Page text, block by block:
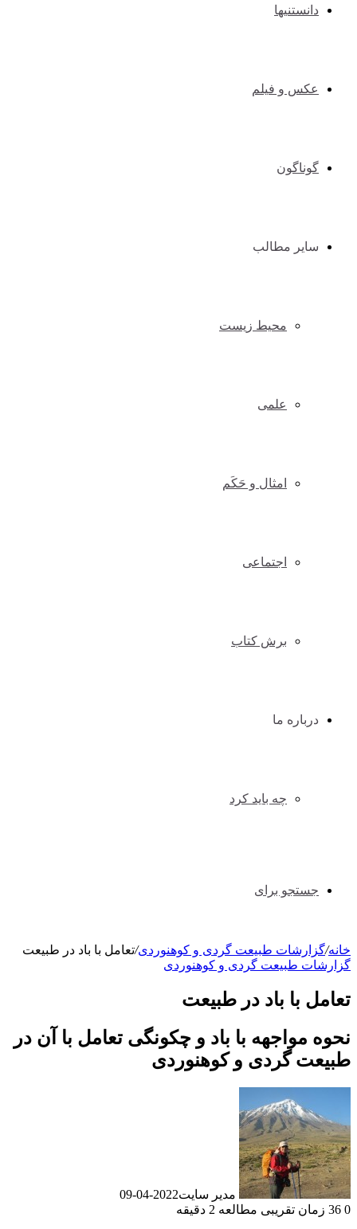
دانستنیها
عکس و فیلم
گوناگون
سایر مطالب
محیط زیست
علمی
امثال و حَکَم
اجتماعی
برش کتاب
درباره ما
چه باید کرد
جستجو برای
خانه/گزارشات طبیعت گردی و کوهنوردی/تعامل با باد در طبیعت
گزارشات طبیعت گردی و کوهنوردی
تعامل با باد در طبیعت
نحوه مواجهه با باد و چکونگی تعامل با آن در
طبیعت گردی و کوهنوردی
مدیر سایت2022-04-09
0
زمان تقریبی مطالعه 2 دقیقه